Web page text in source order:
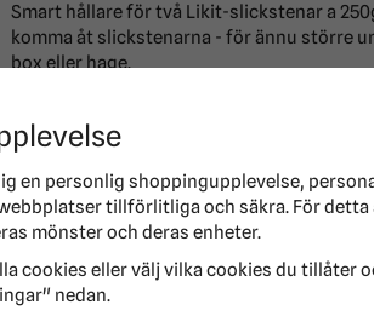
Smart hållare för två Likit-slickstenar a
komma åt slickstenarna - för ännu större
box eller hage.
Rep ingår för att hänga upp, samt
OBS! Slickstenar säljes separat.
Hållare för likit-slickstenar
Undehåller din häst
Hästleksak
Shoppa på Ridersport idag!
en personlig shoppingupplevelse,
tillförlitliga och säkra. För detta
mönster och deras enheter.
cookies eller välj vilka cookies du tillåter
nedan.